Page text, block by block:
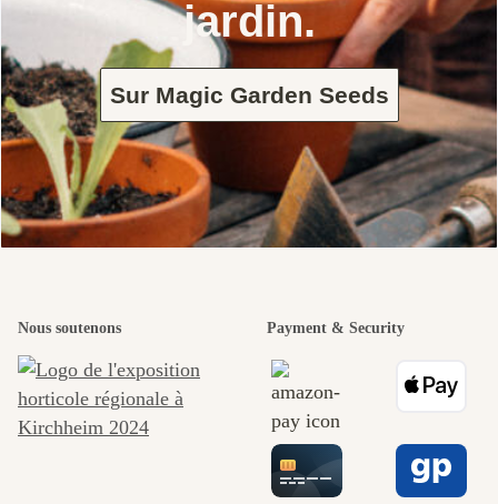
jardin.
Sur Magic Garden Seeds
Nous soutenons Payment & Security